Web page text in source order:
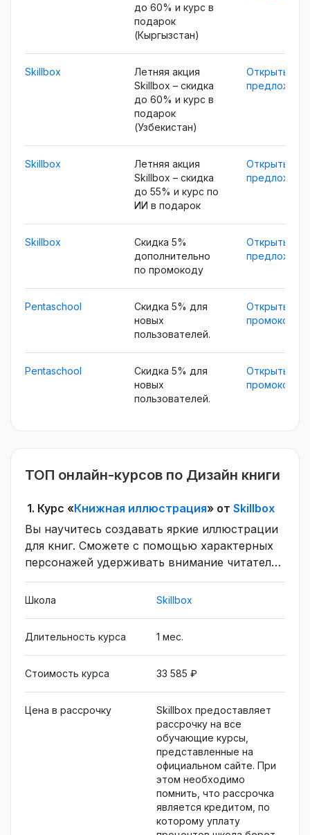
до 60% и курс в
подарок
(Кыргызстан)
Skillbox
Летняя акция
Skillbox – скидка
до 60% и курс в
подарок
(Узбекистан)
Открыть
Skillbox
Летняя акция
Skillbox – скидка
до 55% и курс по
ИИ в подарок
Открыть
Skillbox
Скидка 5%
дополнительно
по промокоду
Открыть
Pentaschool
Скидка 5% для
новых
пользователей.
Открыть
промокод
Pentaschool
Скидка 5% для
новых
пользователей.
Открыть
промокод
ТОП онлайн-курсов по Дизайн книги
1. Курс «Книжная иллюстрация» от Skillbox
Вы научитесь создавать яркие иллюстрации
для книг. Сможете c помощью характерных
персонажей удерживать внимание читателей
от обложки до последней страницы. Узнаете,
как воплотить свои идеи в книжных
издательствами в России и за рубежом.
Школа Skillbox
Длительность курса 1 мес.
Стоимость курса 33 585 ₽
Цена в рассрочку
Skillbox предоставляет
рассрочку на все
обучающие курсы,
представленные на
официальном сайте. При
этом необходимо
помнить, что рассрочка
является кредитом, по
которому уплату